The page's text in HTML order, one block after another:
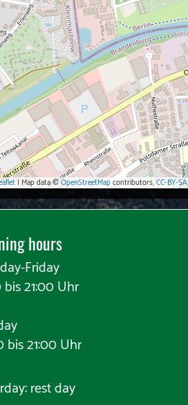
| Map data ©OpenStreetMapcontributors,CC-BY-SA
hours
Friday
bis 21:00 Uhr
bis 21:00 Uhr
rest day